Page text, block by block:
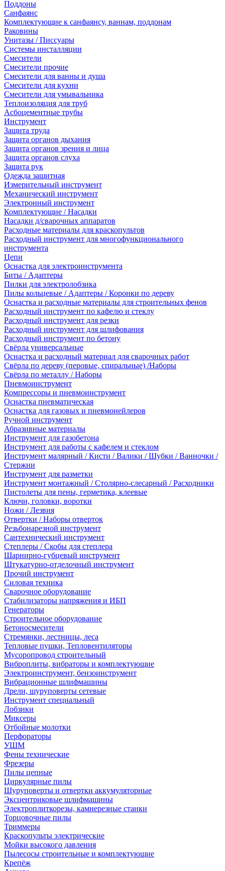
Поддоны
Санфаянс
Комплектующие к санфаянсу, ваннам, поддонам
Раковины
Унитазы / Писсуары
Системы инсталляции
Смесители
Смесители прочие
Смесители для ванны и душа
Смесители для кухни
Смесители для умывальника
Теплоизоляция для труб
Асбоцементные трубы
Инструмент
Защита труда
Защита органов дыхания
Защита органов зрения и лица
Защита органов слуха
Защита рук
Одежда защитная
Измерительный инструмент
Механический инструмент
Электронный инструмент
Комплектующие / Насадки
Насадки д/сварочных аппаратов
Расходные материалы для краскопультов
Расходный инструмент для многофункционального
инструмента
Цепи
Оснастка для электроинструмента
Биты / Адаптеры
Пилки для электролобзика
Пилы кольцевые / Адаптеры / Коронки по дереву
Оснастка и расходные материалы для строительных фенов
Расходный инструмент по кафелю и стеклу
Расходный инструмент для резки
Расходный инструмент для шлифования
Расходный инструмент по бетону
Свёрла универсальные
Оснастка и расходный материал для сварочных работ
Свёрла по дереву (перовые, спиральные) /Наборы
Свёрла по металлу / Наборы
Пневмоинструмент
Компрессоры и пневмоинструмент
Оснастка пневматическая
Оснастка для газовых и пневмонейлеров
Ручной инструмент
Абразивные материалы
Инструмент для газобетона
Инструмент для работы с кафелем и стеклом
Инструмент малярный / Кисти / Валики / Шубки / Ванночки /
Стержни
Инструмент для разметки
Инструмент монтажный / Столярно-слесарный / Расходники
Пистолеты для пены, герметика, клеевые
Ключи, головки, воротки
Ножи / Лезвия
Отвертки / Наборы отверток
Резьбонарезной инструмент
Сантехнический инструмент
Степлеры / Скобы для степлера
Шарнирно-губцевый инструмент
Штукатурно-отделочный инструмент
Прочий инструмент
Силовая техника
Сварочное оборудование
Стабилизаторы напряжения и ИБП
Генераторы
Строительное оборудование
Бетоносмесители
Стремянки, лестницы, леса
Тепловые пушки, Тепловентиляторы
Мусоропровод строительный
Виброплиты, вибраторы и комплектующие
Электроинструмент, бензоинструмент
Вибрационные шлифмашины
Дрели, шуруповерты сетевые
Инструмент специальный
Лобзики
Миксеры
Отбойные молотки
Перфораторы
УШМ
Фены технические
Фрезеры
Пилы цепные
Циркулярные пилы
Шуруповерты и отвертки аккумуляторные
Эксцентриковые шлифмашины
Электроплиткорезы, камнерезные станки
Торцовочные пилы
Триммеры
Краскопульты электрические
Мойки высокого давления
Пылесосы строительные и комплектующие
Крепёж